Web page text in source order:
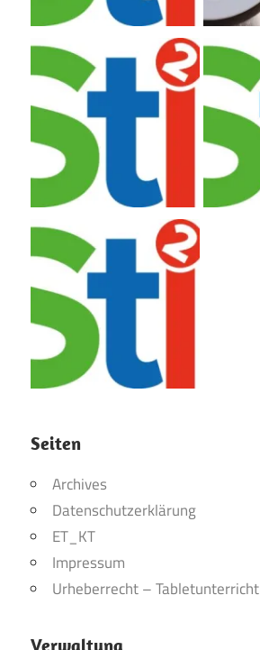
Seiten
Archives
Datenschutzerklärung
ET_KT
Impressum
Urheberrecht – Tabletunterricht
Verwaltung